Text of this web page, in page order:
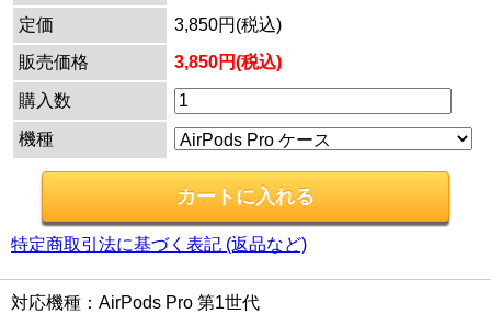
定価
3,850円(税込)
販売価格
3,850円(税込)
購入数
機種
特定商取引法に基づく表記 (返品など)
対応機種：AirPods Pro 第1世代